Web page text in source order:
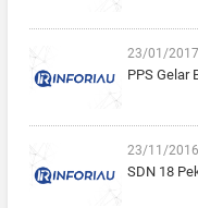
23/01/
PPS Gelar
23/11/
SDN 18